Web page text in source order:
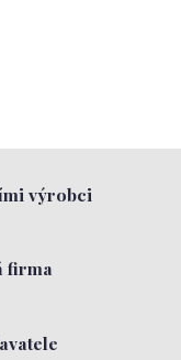
výrobci
firma